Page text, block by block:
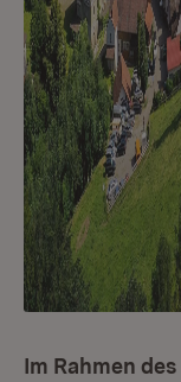
Im Rahmen